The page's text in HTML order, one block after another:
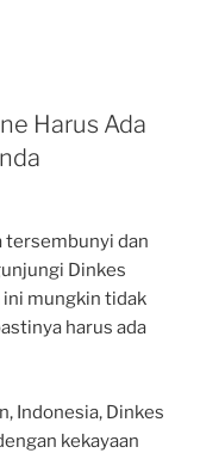
Harus Ada
tersembunyi dan
Dinkes
ini mungkin tidak
harus ada
Indonesia, Dinkes
kekayaan